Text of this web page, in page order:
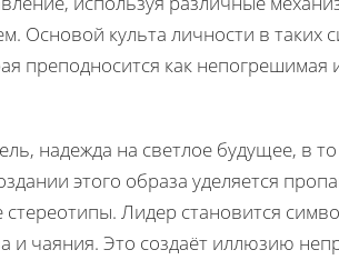
Основой культа личности в таких
преподносится как непогрешимая
надежда на светлое будущее, в
этого образа уделяется
стереотипы. Лидер становится
и чаяния. Это создаёт иллюзию